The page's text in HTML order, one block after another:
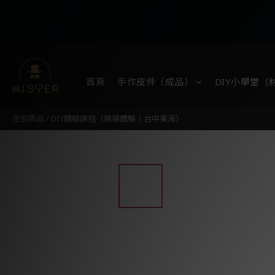
首頁 手作皮件（成品） DIY小學堂（
全部商品 / DIY體驗課程（現場體驗｜台中東海）